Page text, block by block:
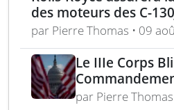
des moteurs des C-
allemands jusqu’en
par Pierre Thomas • 09
Le IIIe Corps
l’Hémisphère
par Pierre